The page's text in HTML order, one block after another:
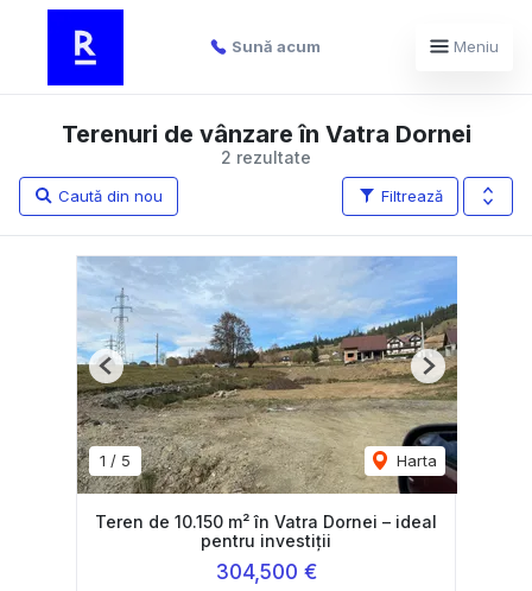
Sună acum Meniu
2 rezultate
Terenuri de vânzare în Vatra Dornei
Filtrează
Caută din nou
1 / 5 Harta
Previous Next
Teren de 10.150 m² în Vatra Dornei – ideal
pentru investiții
304,500 €